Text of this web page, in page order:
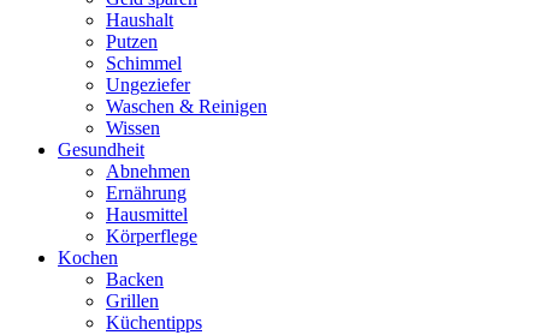
Haushalt
Putzen
Schimmel
Ungeziefer
Waschen & Reinigen
Wissen
Gesundheit
Abnehmen
Ernährung
Hausmittel
Körperflege
Kochen
Backen
Grillen
Küchentipps